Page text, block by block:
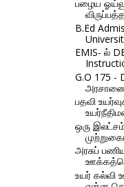
பழைய
B.Ed
EMIS- ல்
G.O 175 -
பதவி
ஒரு
அரசுப்
உயர்